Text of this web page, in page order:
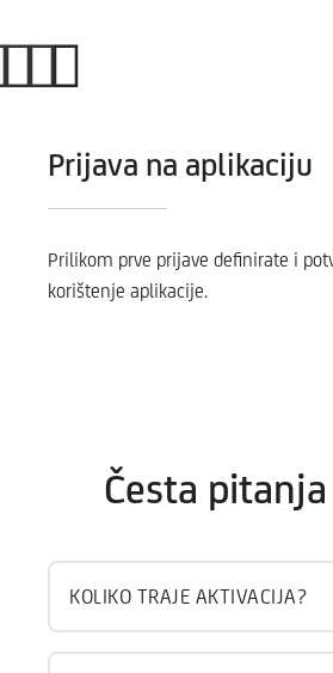
Prijava na aplikaciju
Prilikom prve prijave definirate i
korištenje aplikacije.
Česta pitanja
KOLIKO TRAJE AKTIVACIJA?